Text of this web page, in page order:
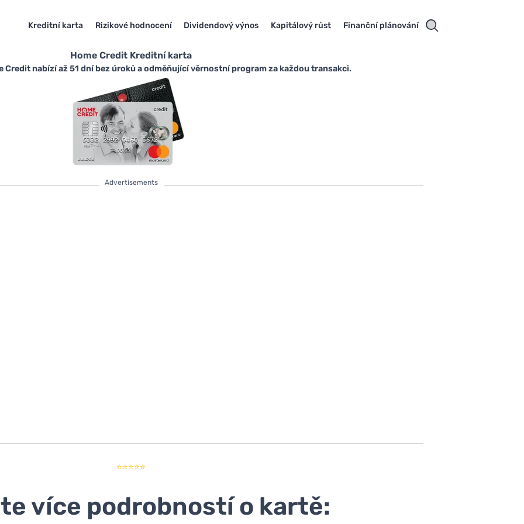
Kreditní karta Rizikové hodnocení Dividendový výnos Kapitálový růst Finanční plánování
Home Credit Kreditní karta
Credit nabízí až 51 dní bez úroků a odměňující věrnostní program za každou transakci.
Advertisements
⭐⭐⭐⭐⭐
více podrobností o kartě: